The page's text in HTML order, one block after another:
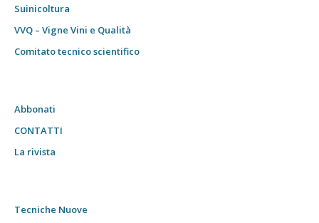
Suinicoltura
VVQ – Vigne Vini e Qualità
Comitato tecnico scientifico
Abbonati
CONTATTI
La rivista
Tecniche Nuove